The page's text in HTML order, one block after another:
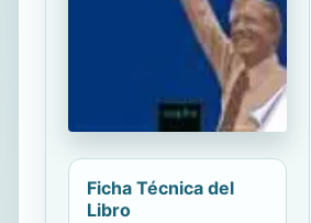
Ficha Técnica del
Libro